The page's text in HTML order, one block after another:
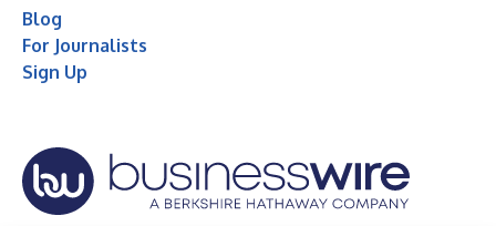
Blog
For Journalists
Sign Up